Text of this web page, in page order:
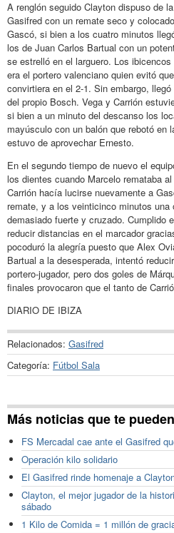
A renglón seguido Clayton dispuso de
Gasifred con un remate seco y
Gascó, si bien a los cuatro minutos
los de Juan Carlos Bartual con un
se estrelló en el larguero. Los
era el portero valenciano quien evitó
convirtiera en el 2-1. Sin embargo,
del propio Bosch. Vega y Carrión
si bien a un minuto del descanso los
mayúsculo con un balón que rebotó en
estuvo de aprovechar Ernesto.
En el segundo tiempo de nuevo el
los dientes cuando Marcelo remataba
Carrión hacía lucirse nuevamente a
remate, y a los veinticinco minutos una
demasiado fuerte y cruzado. Cumplido
reducir distancias en el marcador
pocoduró la alegría puesto que Alex
Bartual a la desesperada, intentó
portero-jugador, pero dos goles de
finales provocaron que el tanto de
DIARIO DE IBIZA
Relacionados: Gasifred
Categoría: Fútbol Sala
Más noticias que te
FS Mercadal cae ante el Gasifred
Operación kilo solidario
El Gasifred rinde homenaje a
Clayton, el mejor jugador de la
sábado
1 Kilo de Comida = 1 millón de